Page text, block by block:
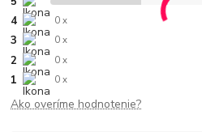
4 0 x
3 0 x
2 0 x
1 0 x
Ako overíme hodnotenie?